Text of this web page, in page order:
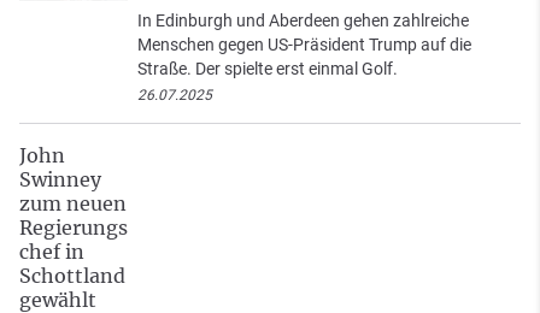
In Edinburgh und Aberdeen gehen zahlreiche
Menschen gegen US-Präsident Trump auf die
Straße. Der spielte erst einmal Golf.
26.07.2025
John
Swinney
zum neuen
Regierungs
chef in
Schottland
gewählt